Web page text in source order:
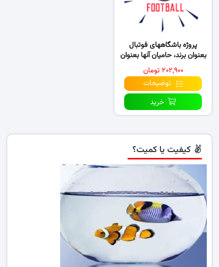
پروژه باشگاههای فوتبال
بعنوان برند، حامیان آنها بعنوان
مصرف کننده
۲۰۲,۹۰۰ تومان
توضیحات
خرید
کیفیت یا کمیت؟